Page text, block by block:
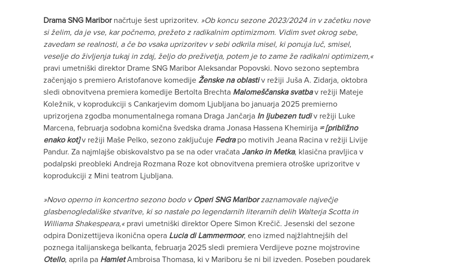
Drama SNG Maribornačrtuje šest uprizoritev. »Ob koncu sezone 2023/2024 in v začetku nove
si želim, da je vse, kar počnemo, prežeto z radikalnim optimizmom. Vidim svet okrog sebe,
zavedam se realnosti, a če bo vsaka uprizoritev v sebi odkrila misel, ki ponuja luč, smisel,
veselje do življenja tukaj in zdaj, željo do preživetja, potem je to zame že radikalni optimizem,«
pravi umetniški direktor Drame SNG Maribor Aleksandar Popovski. Novo sezono septembra
začenjajo s premiero Aristofanove komedije Ženske na oblastiv režiji Juša A. Zidarja, oktobra
sledi obnovitvena premiera komedije Bertolta Brechta Malomeščanska svatbav režiji Mateje
Koležnik, v koprodukciji s Cankarjevim domom Ljubljana bo januarja 2025 premierno
uprizorjena zgodba monumentalnega romana Draga Jančarja In ljubezen tudiv režiji Luke
Marcena, februarja sodobna komična švedska drama Jonasa Hassena Khemirija ≈ [približno
enako kot]v režiji Maše Pelko, sezono zaključuje Fedrapo motivih Jeana Racina v režiji Livije
Pandur. Za najmlajše obiskovalstvo pa se na oder vračata Janko in Metka, klasična pravljica v
podalpski preobleki Andreja Rozmana Roze kot obnovitvena premiera otroške uprizoritve v
koprodukciji z Mini teatrom Ljubljana.
»Novo operno in koncertno sezono bodo v Operi SNG Mariborzaznamovale največje
glasbenogledališke stvaritve, ki so nastale po legendarnih literarnih delih Walterja Scotta in
Williama Shakespeara,«pravi umetniški direktor Opere Simon Krečič. Jesenski del sezone
odpira Donizettijeva ikonična opera Lucia di Lammermoor, eno izmed najžlahtnejših del
poznega italijanskega belkanta, februarja 2025 sledi premiera Verdijeve pozne mojstrovine
Otello, aprila pa HamletAmbroisa Thomasa, ki v Mariboru še ni bil izveden. Poseben poudarek